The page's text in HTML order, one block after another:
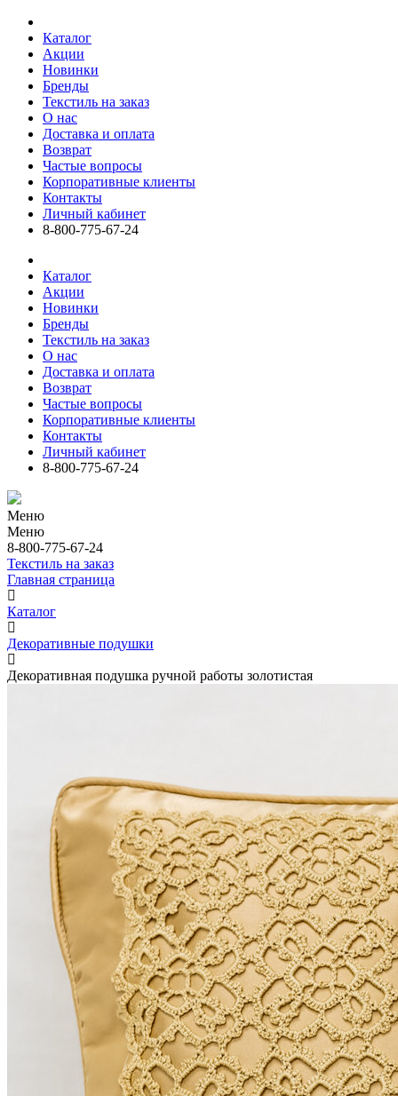
Каталог
Акции
Новинки
Бренды
Текстиль на заказ
О нас
Доставка и оплата
Возврат
Частые вопросы
Корпоративные клиенты
Контакты
Личный кабинет
8-800-775-67-24
Каталог
Акции
Новинки
Бренды
Текстиль на заказ
О нас
Доставка и оплата
Возврат
Частые вопросы
Корпоративные клиенты
Контакты
Личный кабинет
8-800-775-67-24
Меню
Меню
8-800-775-67-24
Текстиль на заказ
Главная страница
Каталог
Декоративные подушки
Декоративная подушка ручной работы золотистая